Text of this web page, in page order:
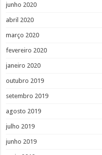
junho 2020
abril 2020
março 2020
fevereiro 2020
janeiro 2020
outubro 2019
setembro 2019
agosto 2019
julho 2019
junho 2019